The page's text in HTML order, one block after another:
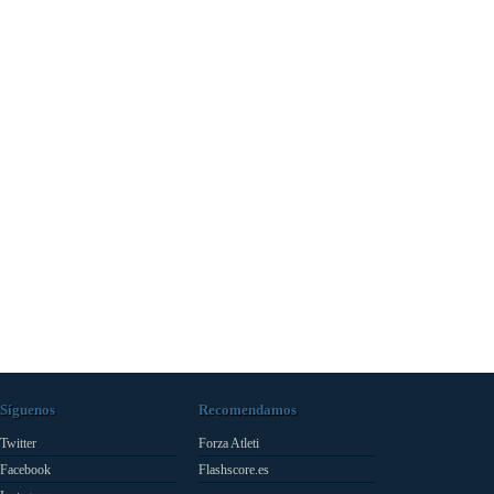
Síguenos
Twitter
Facebook
Recomendamos
Forza Atleti
Flashscore.es